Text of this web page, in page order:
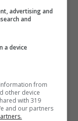
è
un posto
B
uscito
questo è
di mister
advertising and
and
a device
from
other device
with 319
and our partners